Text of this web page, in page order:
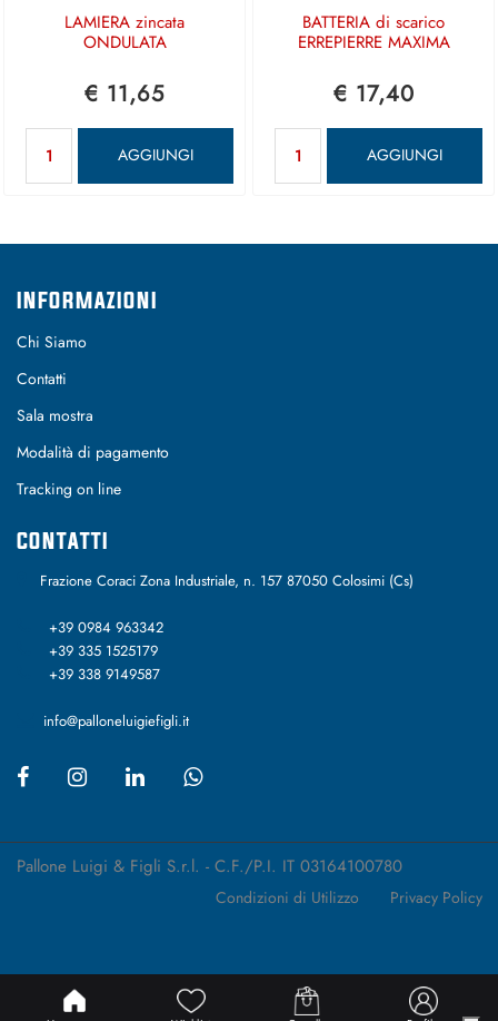
LAMIERA zincata
ONDULATA
€ 11,65
AGGIUNGI
BATTERIA di scarico
ERREPIERRE MAXIMA
€ 17,40
AGGIUNGI
INFORMAZIONI
Chi Siamo
Contatti
Sala mostra
Modalità di pagamento
Tracking on line
CONTATTI
Frazione Coraci Zona Industriale, n. 157 87050 Colosimi (Cs)
+39 0984 963342
+39 335 1525179
+39 338 9149587
info@palloneluigiefigli.it
Pallone Luigi & Figli S.r.l. - C.F./P.I. IT 03164100780
Condizioni di Utilizzo Privacy Policy
Powered by Passepartout